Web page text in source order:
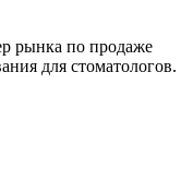
рынка по продаже
для стоматологов.